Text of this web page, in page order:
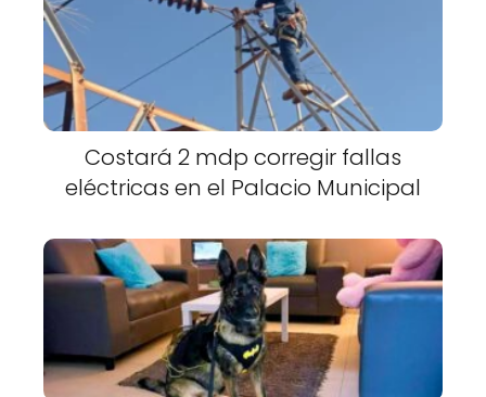
Costará 2 mdp corregir fallas
eléctricas en el Palacio Municipal